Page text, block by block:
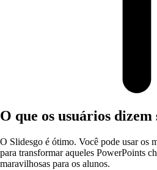
O que os usuários dizem
O Slidesgo é ótimo. Você pode usar os
para transformar aqueles PowerPoints
maravilhosas para os alunos.